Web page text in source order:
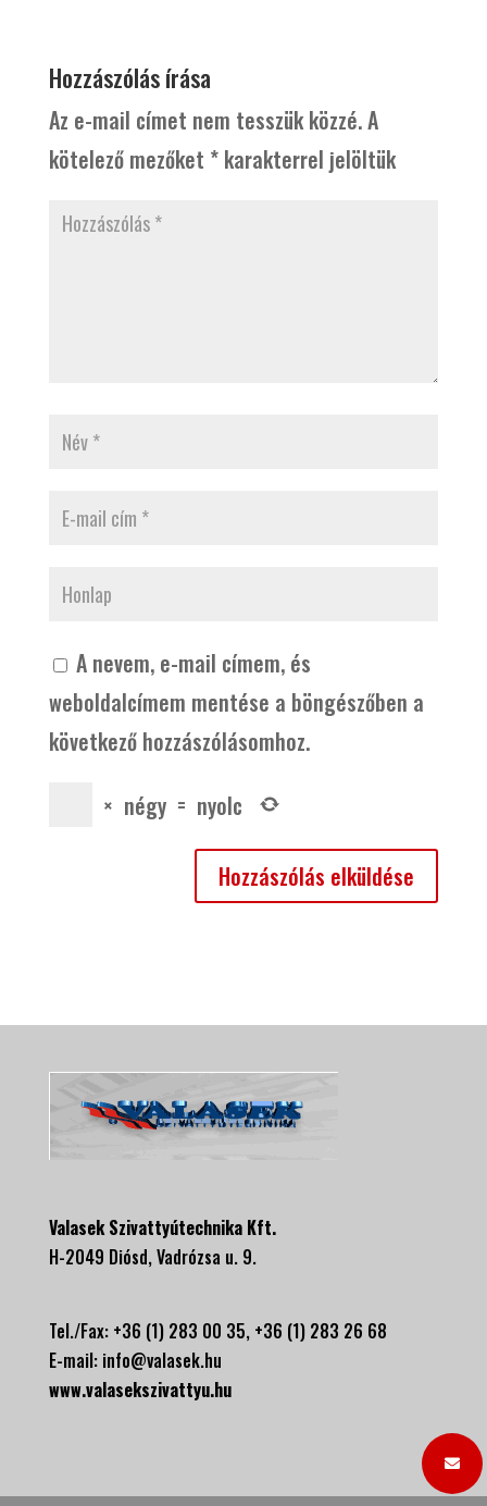
Hozzászólás írása
Az e-mail címet nem tesszük közzé.A
kötelező mezőket *karakterrel jelöltük
A nevem, e-mail címem, és
weboldalcímem mentése a böngészőben a
következő hozzászólásomhoz.
× négy = nyolc
Valasek Szivattyútechnika Kft.
H-2049 Diósd, Vadrózsa u. 9.
Tel./Fax: +36 (1) 283 00 35, +36 (1) 283 26 68
E-mail: info@valasek.hu
www.valasekszivattyu.hu